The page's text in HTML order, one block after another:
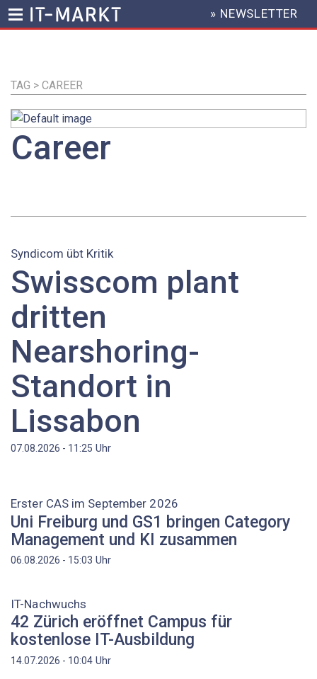
Inhalt
HEADER
MENU
» NEWSLETTER
TAG > CAREER
Career
Syndicom übt Kritik
Swisscom plant
dritten
Nearshoring-
Standort in
Lissabon
07.08.2026 - 11:25 Uhr
Erster CAS im September 2026
Uni Freiburg und GS1 bringen Category
Management und KI zusammen
06.08.2026 - 15:03 Uhr
IT-Nachwuchs
42 Zürich eröffnet Campus für
kostenlose IT-Ausbildung
14.07.2026 - 10:04 Uhr